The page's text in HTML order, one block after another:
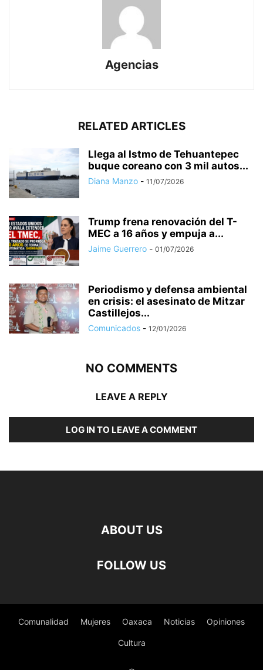
Agencias
RELATED ARTICLES
Llega al Istmo de Tehuantepec
buque coreano con 3 mil autos...
Diana Manzo - 11/07/2026
Trump frena renovación del T-
MEC a 16 años y empuja a...
Jaime Guerrero - 01/07/2026
Periodismo y defensa ambiental
en crisis: el asesinato de Mitzar
Castillejos...
Comunicados - 12/01/2026
NO COMMENTS
LEAVE A REPLY
LOG IN TO LEAVE A COMMENT
ABOUT US
FOLLOW US
Comunalidad Mujeres Oaxaca Noticias Opiniones
Cultura